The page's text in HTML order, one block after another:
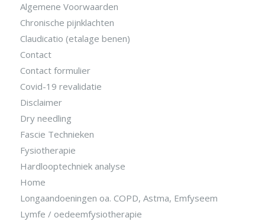
Algemene Voorwaarden
Chronische pijnklachten
Claudicatio (etalage benen)
Contact
Contact formulier
Covid-19 revalidatie
Disclaimer
Dry needling
Fascie Technieken
Fysiotherapie
Hardlooptechniek analyse
Home
Longaandoeningen oa. COPD, Astma, Emfyseem
Lymfe / oedeemfysiotherapie